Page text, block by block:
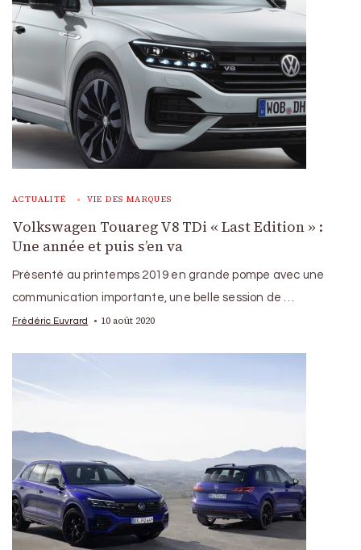
ACTUALITÉ VIE DES MARQUES
Volkswagen Touareg V8 TDi « Last Edition » :
Une année et puis s’en va
Présenté au printemps 2019 en grande pompe avec une
communication importante, une belle session de …
Frédéric Euvrard 10 août 2020